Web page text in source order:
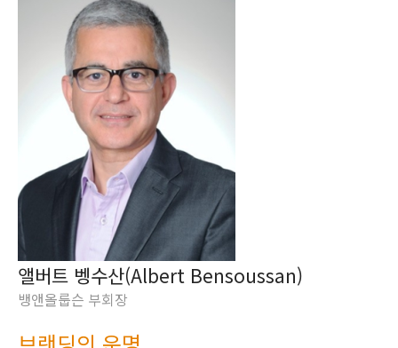
앨버트 벵수산(Albert Bensoussan)
뱅앤올룹슨 부회장